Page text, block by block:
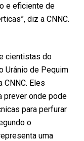
e eficiente de
diz a CNNC.
cientistas do
Urânio de Pequim
CNNC. Eles
prever onde pode
para perfurar
o
uma